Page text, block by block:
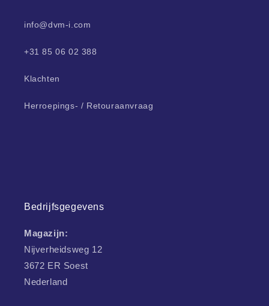
info@dvm-i.com
+31 85 06 02 388
Klachten
Herroepings- / Retouraanvraag
Bedrijfsgegevens
Magazijn:
Nijverheidsweg 12
3672 ER Soest
Nederland